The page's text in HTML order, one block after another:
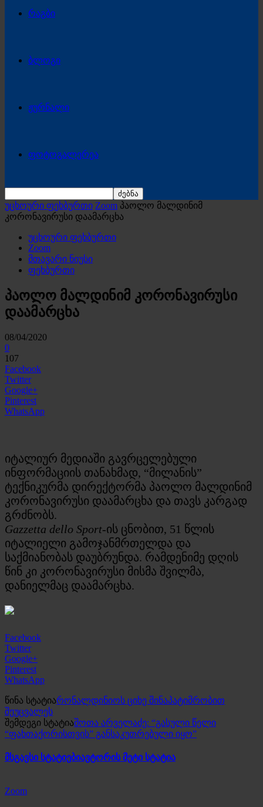
რაგბი
ბლოგი
ჟურნალი
ფოტოგალერეა
უცხოური ფეხბურთი Zoom პაოლო მალდინიმ
კორონავირუსი დაამარცხა
უცხოური ფეხბურთი
Zoom
მთავარი ნიუსი
ფეხბურთი
პაოლო მალდინიმ კორონავირუსი
დაამარცხა
08/04/2020
0
107
Facebook
Twitter
Google+
Pinterest
WhatsApp
იტალიურ მედიაში გავრცელებული
ინფორმაციის თანახმად, “მილანის”
ტექნიკურმა დირექტორმა პაოლო მალდინიმ
კორონავირუსი დაამარცხა და თავს კარგად
გრძნობს.
Gazzetta dello Sport-ის ცნობით, 51 წლის
იტალიელი გამოჯანმრთელდა და
საქმიანობას დაუბრუნდა. რამდენიმე დღის
წინ კი კორონავირუსი მისმა შვილმა,
დანიელმაც დაამარცხა.
Facebook
Twitter
Google+
Pinterest
WhatsApp
წინა სტატიარონალდინიოს ციხე შინაპატიმრობით
შეუცვალეს
შემდეგი სტატიაშოთა არველაძე: “გასული წელი
“ფახთაქორისთვის” განსაკუთრებული იყო”
მსგავსი სტატიებიავტორის მეტი სტატია
Zoom